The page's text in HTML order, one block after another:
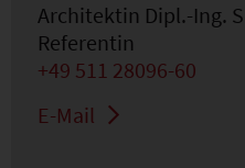
Architektin Dipl.-Ing.
Referentin
+49 511 28096-60
E-Mail